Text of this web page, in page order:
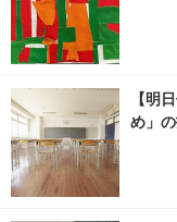
【明
め」